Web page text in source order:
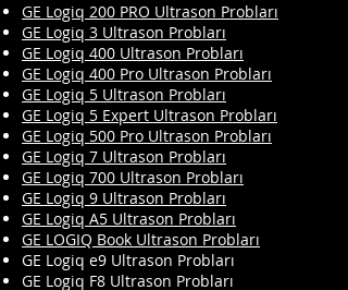
GE Logiq 200 PRO Ultrason Probları
GE Logiq 3 Ultrason Probları
GE Logiq 400 Ultrason Probları
GE Logiq 400 Pro Ultrason Probları
GE Logiq 5 Ultrason Probları
GE Logiq 5 Expert Ultrason Probları
GE Logiq 500 Pro Ultrason Probları
GE Logiq 7 Ultrason Probları
GE Logiq 700 Ultrason Probları
GE Logiq 9 Ultrason Probları
GE Logiq A5 Ultrason Probları
GE LOGIQ Book Ultrason Probları
GE Logiq e9 Ultrason Probları
GE Logiq F8 Ultrason Probları